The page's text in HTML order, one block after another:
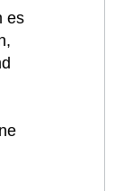
es